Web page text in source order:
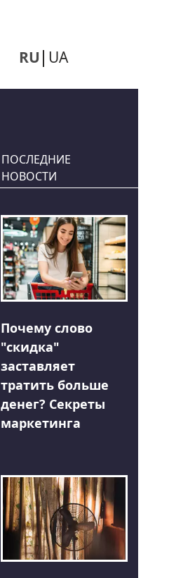
RU UA
ПОСЛЕДНИЕ
НОВОСТИ
Почему слово
"скидка"
заставляет
тратить больше
денег? Секреты
маркетинга